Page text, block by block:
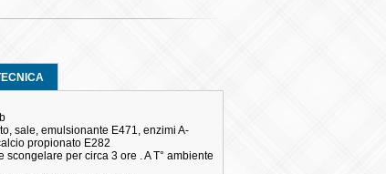
sale, emulsionante E471, enzimi A-
propionato E282
per circa 3 ore . A T° ambiente